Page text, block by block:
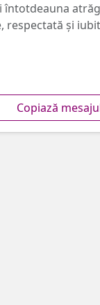
întotdeauna
respectată și
Copiază